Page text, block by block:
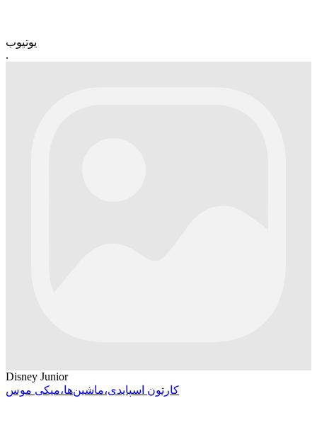
یوتیوب
.
Disney Junior
کارتون اسپایدی،ماشین‌ها،میکی موس